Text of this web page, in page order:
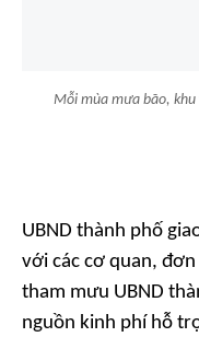
Mỗi mùa mưa bão,
UBND thành phố
với các cơ quan,
tham mưu UBND
nguồn kinh phí hỗ